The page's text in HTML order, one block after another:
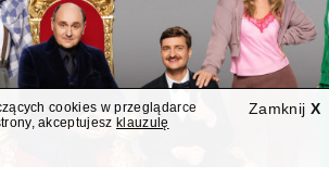
Zamknij X
cookies w przeglądarce
akceptujesz klauzulę